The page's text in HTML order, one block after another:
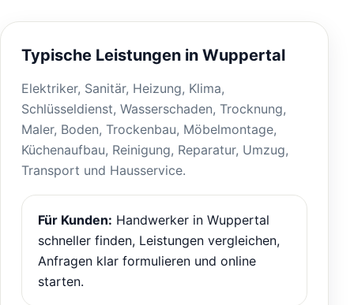
Typische Leistungen in Wuppertal
Elektriker, Sanitär, Heizung, Klima,
Schlüsseldienst, Wasserschaden, Trocknung,
Maler, Boden, Trockenbau, Möbelmontage,
Küchenaufbau, Reinigung, Reparatur, Umzug,
Transport und Hausservice.
Für Kunden: Handwerker in Wuppertal
schneller finden, Leistungen vergleichen,
Anfragen klar formulieren und online
starten.